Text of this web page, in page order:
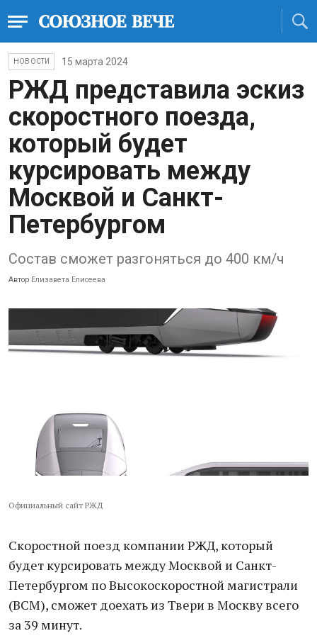
НОВОСТИ 15 марта 2024
РЖД представила эскиз
скоростного поезда,
который будет
курсировать между
Москвой и Санкт-
Петербургом
Состав сможет разгоняться до 400 км/ч
Автор Елизавета Елисеева
Официальный сайт РЖД
Скоростной поезд компании РЖД, который
будет курсировать между Москвой и Санкт-
Петербургом по Высокоскоростной магистрали
(ВСМ), сможет доехать из Твери в Москву всего
за 39 минут.